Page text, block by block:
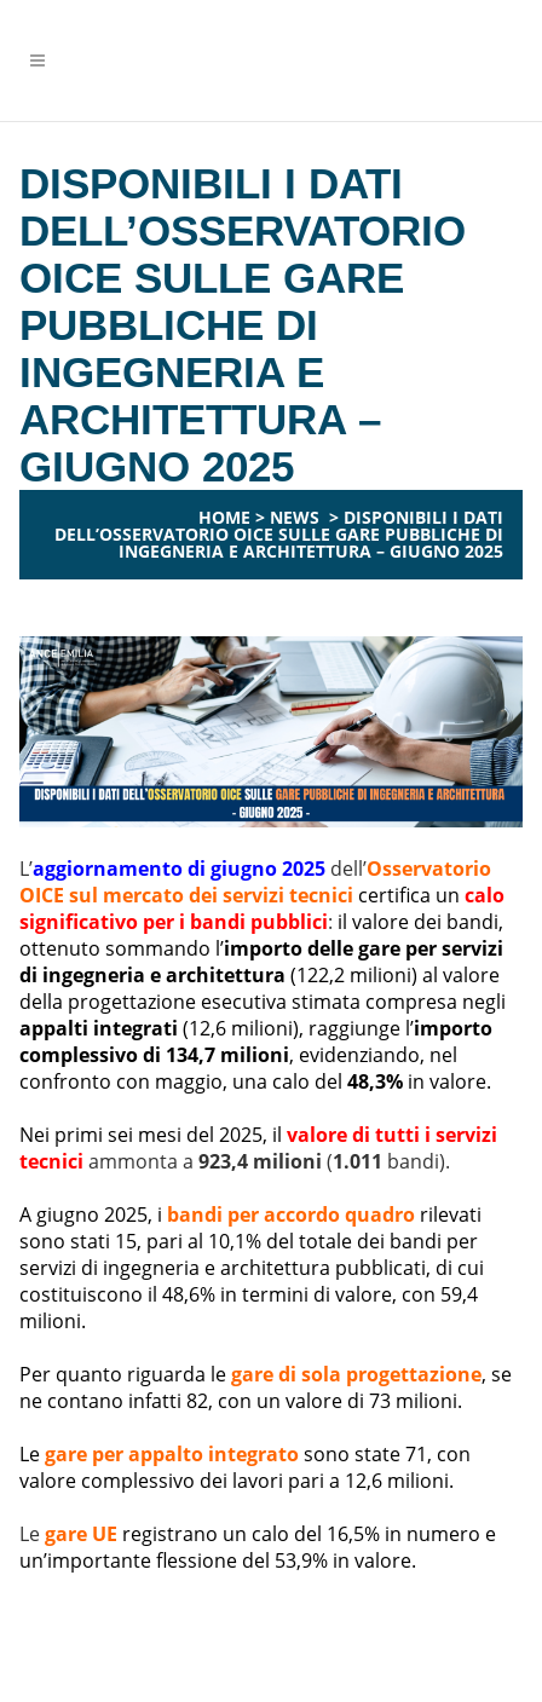
DISPONIBILI I DATI
DELL’OSSERVATORIO
OICE SULLE GARE
PUBBLICHE DI
INGEGNERIA E
ARCHITETTURA –
GIUGNO 2025
HOME > NEWS > DISPONIBILI I DATI
DELL’OSSERVATORIO OICE SULLE GARE PUBBLICHE DI
INGEGNERIA E ARCHITETTURA – GIUGNO 2025
L’aggiornamento di giugno 2025 dell’Osservatorio
OICE sul mercato dei servizi tecnici certifica un calo
significativo per i bandi pubblici: il valore dei bandi,
ottenuto sommando l’importo delle gare per servizi
di ingegneria e architettura (122,2 milioni) al valore
della progettazione esecutiva stimata compresa negli
appalti integrati (12,6 milioni), raggiunge l’importo
complessivo di 134,7 milioni, evidenziando, nel
confronto con maggio, una calo del 48,3% in valore.
Nei primi sei mesi del 2025, il valore di tutti i servizi
tecnici ammonta a 923,4 milioni (1.011 bandi).
A giugno 2025, i bandi per accordo quadro rilevati
sono stati 15, pari al 10,1% del totale dei bandi per
servizi di ingegneria e architettura pubblicati, di cui
costituiscono il 48,6% in termini di valore, con 59,4
milioni.
Per quanto riguarda legare di sola progettazione, se
ne contano infatti 82, con un valore di 73 milioni.
Legare per appalto integratosono state 71, con
valore complessivo dei lavori pari a 12,6 milioni.
Legare UE registrano un calo del 16,5% in numero e
un’importante flessione del 53,9% in valore.